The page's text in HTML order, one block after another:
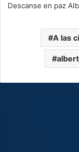
Descanse en paz
A las